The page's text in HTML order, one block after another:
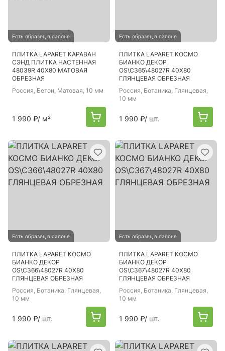
Есть образец в салоне
ПЛИТКА LAPARET КАРАВАН
СЭНД ПЛИТКА НАСТЕННАЯ
48039R 40Х80 МАТОВАЯ
ОБРЕЗНАЯ
Россия, Бетон, Матовая, 10 мм
1 990 ₽/ м²
Есть образец в салоне
ПЛИТКА LAPARET КОСМО
БИАНКО ДЕКОР
OS\C365\48027R 40Х80
ГЛЯНЦЕВАЯ ОБРЕЗНАЯ
Россия, Ботаника, Глянцевая,
10 мм
1 990 ₽/ шт.
Есть образец в салоне
ПЛИТКА LAPARET КОСМО
БИАНКО ДЕКОР
OS\C366\48027R 40Х80
ГЛЯНЦЕВАЯ ОБРЕЗНАЯ
Россия, Ботаника, Глянцевая,
10 мм
1 990 ₽/ шт.
Есть образец в салоне
ПЛИТКА LAPARET КОСМО
БИАНКО ДЕКОР
OS\C367\48027R 40Х80
ГЛЯНЦЕВАЯ ОБРЕЗНАЯ
Россия, Ботаника, Глянцевая,
10 мм
1 990 ₽/ шт.